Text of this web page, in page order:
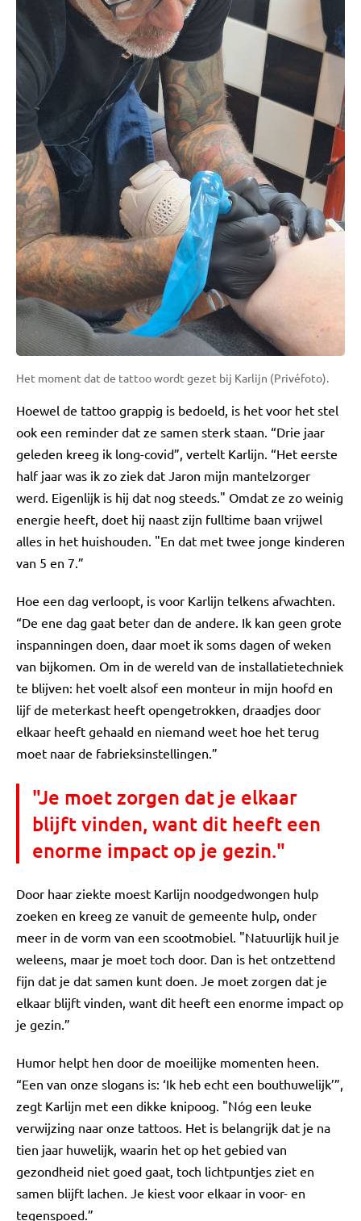
Het moment dat de tattoo wordt gezet bij Karlijn (Privéfoto).
Hoewel de tattoo grappig is bedoeld, is het voor het stel
ook een reminder dat ze samen sterk staan. “Drie jaar
geleden kreeg ik long-covid”, vertelt Karlijn. “Het eerste
half jaar was ik zo ziek dat Jaron mijn mantelzorger
werd. Eigenlijk is hij dat nog steeds." Omdat ze zo weinig
energie heeft, doet hij naast zijn fulltime baan vrijwel
alles in het huishouden. "En dat met twee jonge kinderen
van 5 en 7.”
Hoe een dag verloopt, is voor Karlijn telkens afwachten.
“De ene dag gaat beter dan de andere. Ik kan geen grote
inspanningen doen, daar moet ik soms dagen of weken
van bijkomen. Om in de wereld van de installatietechniek
te blijven: het voelt alsof een monteur in mijn hoofd en
lijf de meterkast heeft opengetrokken, draadjes door
elkaar heeft gehaald en niemand weet hoe het terug
moet naar de fabrieksinstellingen.”
"Je moet zorgen dat je elkaar
blijft vinden, want dit heeft een
enorme impact op je gezin."
Door haar ziekte moest Karlijn noodgedwongen hulp
zoeken en kreeg ze vanuit de gemeente hulp, onder
meer in de vorm van een scootmobiel. "Natuurlijk huil je
weleens, maar je moet toch door. Dan is het ontzettend
fijn dat je dat samen kunt doen. Je moet zorgen dat je
elkaar blijft vinden, want dit heeft een enorme impact op
je gezin.”
Humor helpt hen door de moeilijke momenten heen.
“Een van onze slogans is: ‘Ik heb echt een bouthuwelijk’”,
zegt Karlijn met een dikke knipoog. "Nóg een leuke
verwijzing naar onze tattoos. Het is belangrijk dat je na
tien jaar huwelijk, waarin het op het gebied van
gezondheid niet goed gaat, toch lichtpuntjes ziet en
samen blijft lachen. Je kiest voor elkaar in voor- en
tegenspoed.”